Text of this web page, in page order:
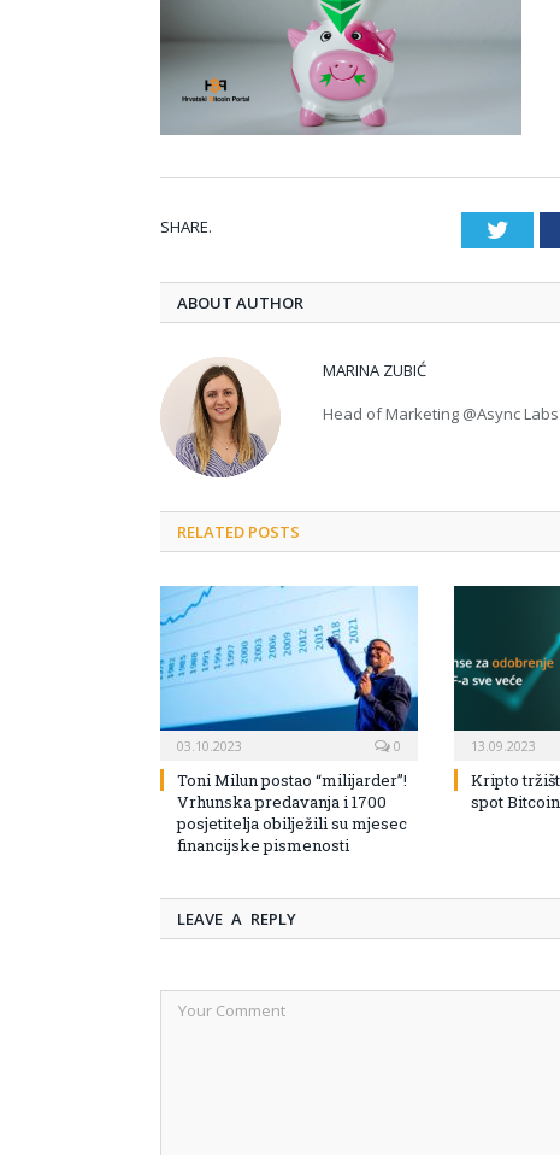
SHARE.
ABOUT AUTHOR
MARINA ZUBIĆ
Head of Marketing @Async Labs
RELATED POSTS
03.10.2023 0
Toni Milun postao “milijarder”!
Vrhunska predavanja i 1700
posjetitelja obilježili su mjesec
financijske pismenosti
13.09.2023
Kripto
spot
LEAVE A REPLY